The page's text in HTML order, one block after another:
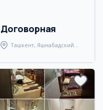
Договорная
Ташкент, Яшнабадский